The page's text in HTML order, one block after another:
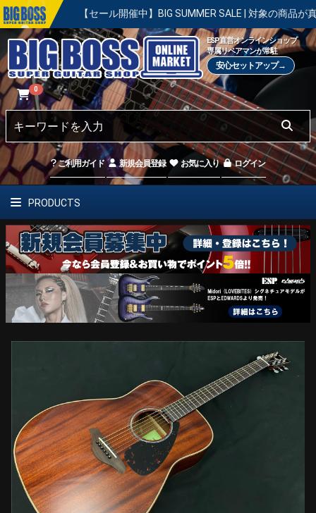
【セール開催中】BIG SUMMER SALE | 対象の商品が真夏のお祭
ESP直営オンラインショップ
専属リペアマンが常駐
安心セットアップ→
0
ご利用ガイド 新規会員登録 お気に入り ログイン
PRODUCTS